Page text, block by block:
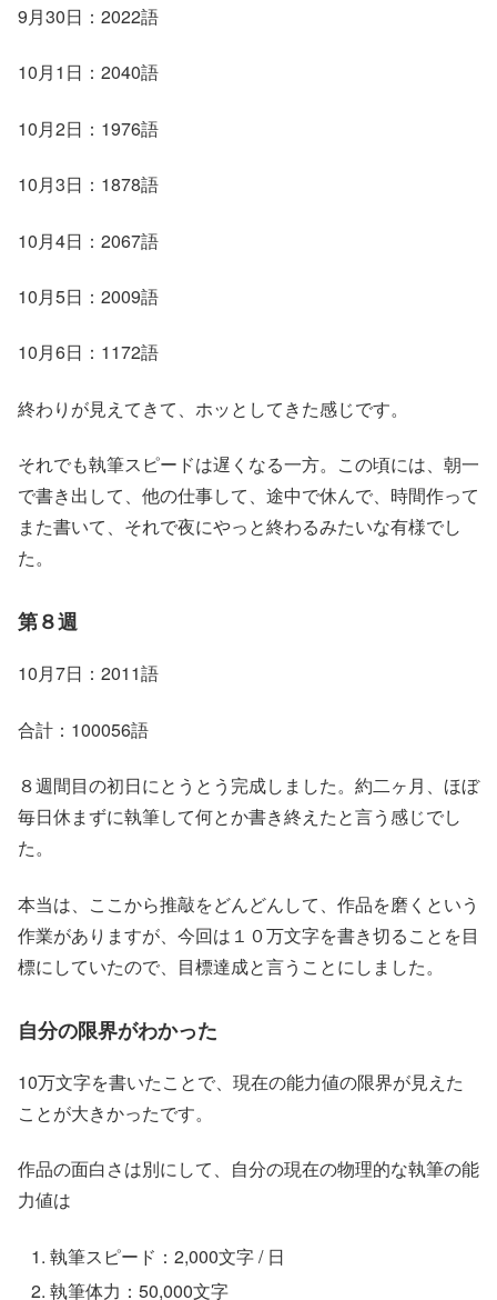
9月30日：2022語
10月1日：2040語
10月2日：1976語
10月3日：1878語
10月4日：2067語
10月5日：2009語
10月6日：1172語
終わりが見えてきて、ホッとしてきた感じです。
それでも執筆スピードは遅くなる一方。この頃には、朝一
で書き出して、他の仕事して、途中で休んで、時間作って
また書いて、それで夜にやっと終わるみたいな有様でし
た。
第８週
10月7日：2011語
合計：100056語
８週間目の初日にとうとう完成しました。約二ヶ月、ほぼ
毎日休まずに執筆して何とか書き終えたと言う感じでし
た。
本当は、ここから推敲をどんどんして、作品を磨くという
作業がありますが、今回は１０万文字を書き切ることを目
標にしていたので、目標達成と言うことにしました。
自分の限界がわかった
10万文字を書いたことで、現在の能力値の限界が見えた
ことが大きかったです。
作品の面白さは別にして、自分の現在の物理的な執筆の能
力値は
執筆スピード：2,000文字 / 日
執筆体力：50,000文字